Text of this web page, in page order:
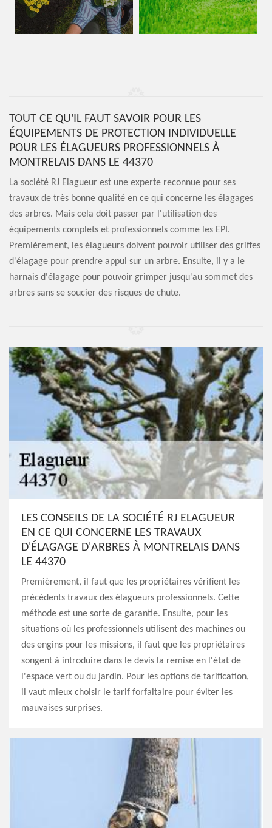
TOUT CE QU'IL FAUT SAVOIR POUR LES
ÉQUIPEMENTS DE PROTECTION INDIVIDUELLE
POUR LES ÉLAGUEURS PROFESSIONNELS À
MONTRELAIS DANS LE 44370
La société RJ Elagueur est une experte reconnue pour ses
travaux de très bonne qualité en ce qui concerne les élagages
des arbres. Mais cela doit passer par l'utilisation des
équipements complets et professionnels comme les EPI.
Premièrement, les élagueurs doivent pouvoir utiliser des griffes
d'élagage pour prendre appui sur un arbre. Ensuite, il y a le
harnais d'élagage pour pouvoir grimper jusqu'au sommet des
arbres sans se soucier des risques de chute.
LES CONSEILS DE LA SOCIÉTÉ RJ ELAGUEUR
EN CE QUI CONCERNE LES TRAVAUX
D'ÉLAGAGE D'ARBRES À MONTRELAIS DANS
LE 44370
Premièrement, il faut que les propriétaires vérifient les
précédents travaux des élagueurs professionnels. Cette
méthode est une sorte de garantie. Ensuite, pour les
situations où les professionnels utilisent des machines ou
des engins pour les missions, il faut que les propriétaires
songent à introduire dans le devis la remise en l'état de
l'espace vert ou du jardin. Pour les options de tarification,
il vaut mieux choisir le tarif forfaitaire pour éviter les
mauvaises surprises.